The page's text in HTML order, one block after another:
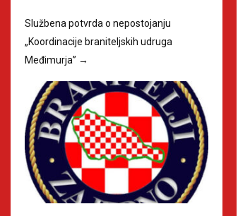
Službena potvrda o nepostojanju
„Koordinacije braniteljskih udruga
Međimurja” →